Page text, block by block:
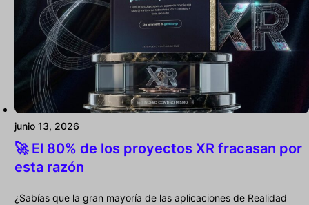
junio 13, 2026
🚀 El 80% de los proyectos XR fracasan por
esta razón
¿Sabías que la gran mayoría de las aplicaciones de Realidad